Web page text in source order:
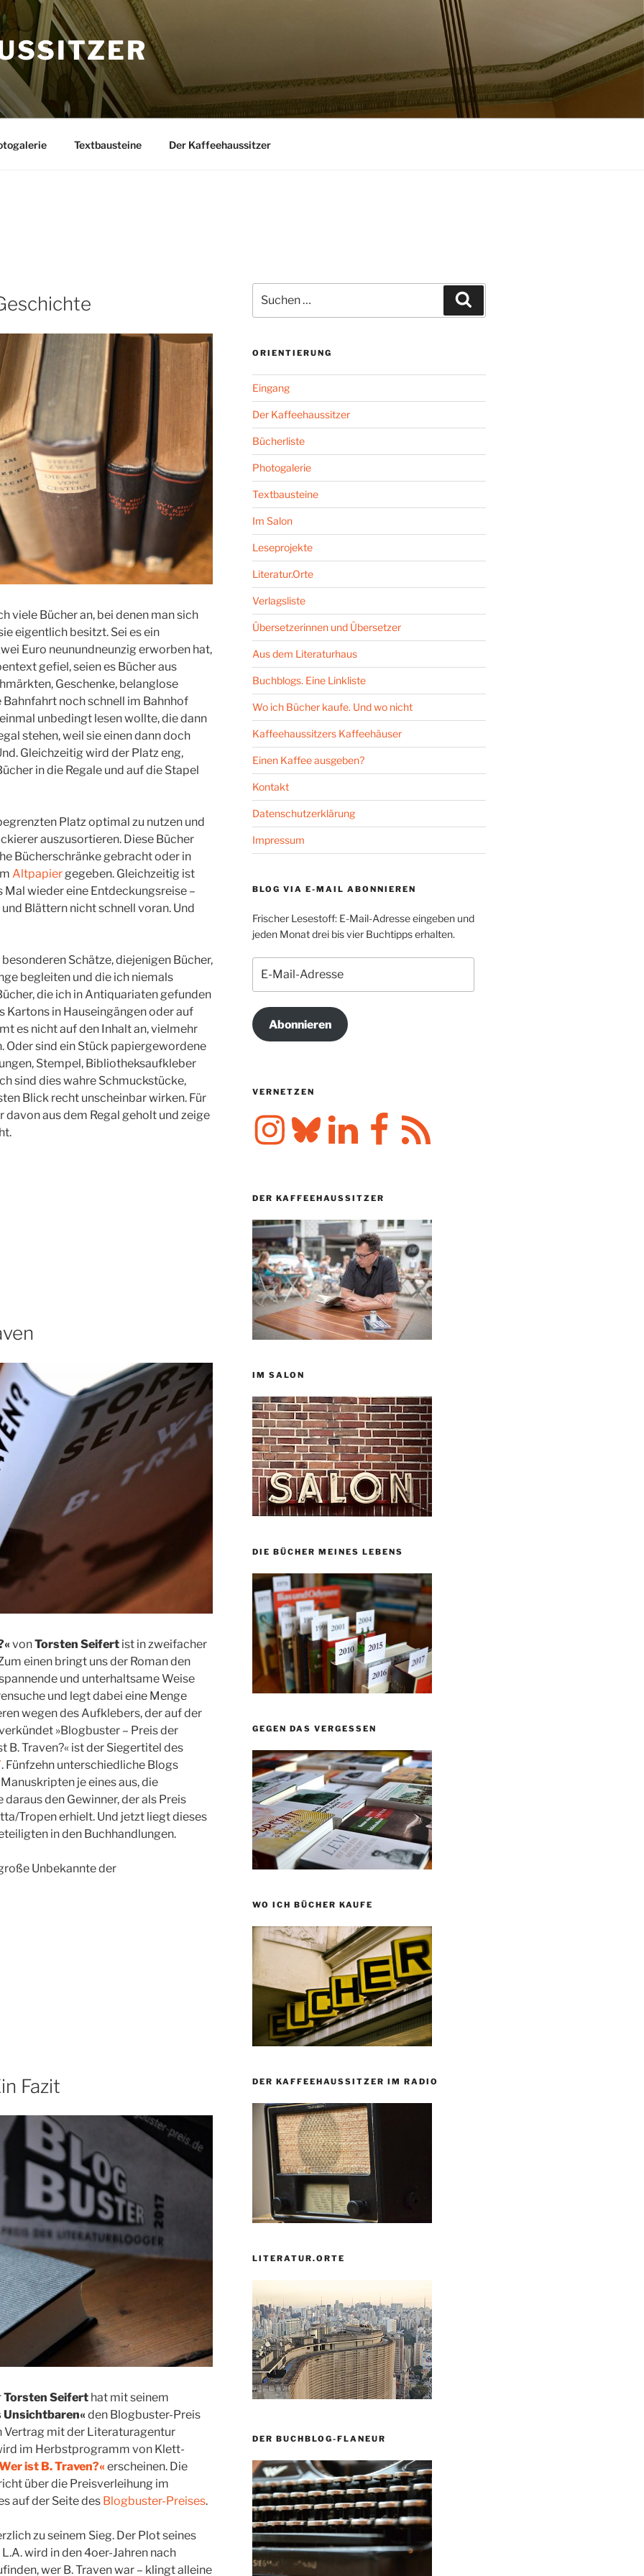
Textbausteine Der Kaffeehaussitzer
viele Bücher an, bei denen man sich
eigentlich besitzt. Sei es ein
Euro neunundneunzig erworben hat,
gefiel, seien es Bücher aus
Geschenke, belanglose
Bahnfahrt noch schnell im Bahnhof
unbedingt lesen wollte, die dann
stehen, weil sie einen dann doch
Gleichzeitig wird der Platz eng,
in die Regale und auf die Stapel
Platz optimal zu nutzen und
auszusortieren. Diese Bücher
Bücherschränke gebracht oder in
Altpapiergegeben. Gleichzeitig ist
wieder eine Entdeckungsreise –
Blättern nicht schnell voran. Und
Schätze, diejenigen Bücher,
begleiten und die ich niemals
die ich in Antiquariaten gefunden
Kartons in Hauseingängen oder auf
es nicht auf den Inhalt an, vielmehr
Oder sind ein Stück papiergewordene
Stempel, Bibliotheksaufkleber
sind dies wahre Schmuckstücke,
Blick recht unscheinbar wirken. Für
davon aus dem Regal geholt und zeige
vonTorsten Seifert ist in zweifacher
einen bringt uns der Roman den
und unterhaltsame Weise
und legt dabei eine Menge
wegen des Aufklebers, der auf der
»Blogbuster – Preis der
B. Traven?« ist der Siegertitel des
. Fünfzehn unterschiedliche Blogs
je eines aus, die
den Gewinner, der als Preis
Tropen erhielt. Und jetzt liegt dieses
in den Buchhandlungen.
Unbekannte der
Fazit
Torsten Seifert hat mit seinem
Unsichtbaren« den Blogbuster-Preis
Vertrag mit der Literaturagentur
im Herbstprogramm von Klett-
ist B. Traven?« erscheinen. Die
über die Preisverleihung im
auf der Seite des Blogbuster-Preises.
zu seinem Sieg. Der Plot seines
wird in den 4oer-Jahren nach
wer B. Traven war – klingt alleine
nach:
ORIENTIERUNG
Eingang
Der Kaffeehaussitzer
Bücherliste
Photogalerie
Textbausteine
Im Salon
Leseprojekte
Literatur.Orte
Verlagsliste
Übersetzerinnen und Übersetzer
Aus dem Literaturhaus
Buchblogs. Eine Linkliste
Wo ich Bücher kaufe. Und wo nicht
Kaffeehaussitzers Kaffeehäuser
Einen Kaffee ausgeben?
Kontakt
Datenschutzerklärung
Impressum
BLOG VIA E-MAIL ABONNIEREN
Frischer Lesestoff: E-Mail-Adresse eingeben und
jeden Monat drei bis vier Buchtipps erhalten.
Mail-
Adresse
Abonnieren
VERNETZEN
InstagramBluesky LinkedIn FacebookRSS-
Feed
DER KAFFEEHAUSSITZER
IM SALON
DIE BÜCHER MEINES LEBENS
GEGEN DAS VERGESSEN
WO ICH BÜCHER KAUFE
DER KAFFEEHAUSSITZER IM RADIO
LITERATUR.ORTE
DER BUCHBLOG-FLANEUR